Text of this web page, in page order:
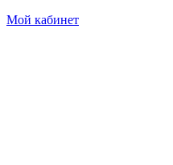
Мой кабинет